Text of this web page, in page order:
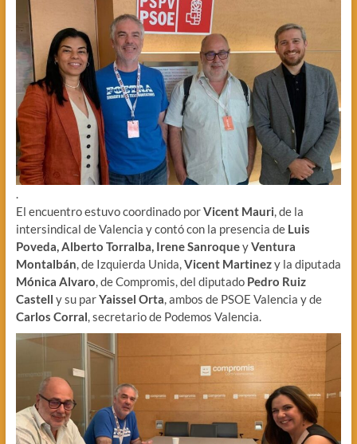
.
El encuentro estuvo coordinado porVicent Mauri, de la
intersindical de Valencia y contó con la presencia de Luis
Poveda, Alberto Torralba, Irene SanroqueyVentura
Montalbán, de Izquierda Unida,Vicent Martinezy la diputada
Mónica Alvaro, de Compromis, del diputado Pedro Ruiz
Castell y su parYaissel Orta, ambos de PSOE Valencia y de
Carlos Corral, secretario de Podemos Valencia.